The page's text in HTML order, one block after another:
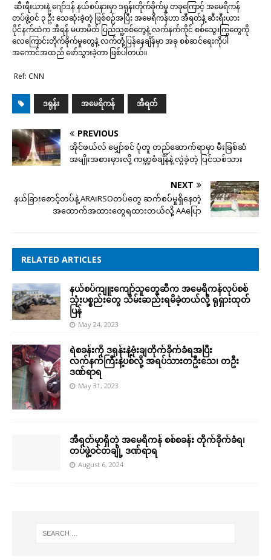
ဆီးရီးယားနဲ့ ဂျော်ဒန် နယ်စပ်နားမှာ ဒရုန်းတိုက်ခိုက်မှု တခုကြောင့် အမေရိကန်
တပ်ဖွဲ့ဝင် ၃ ဦး သေဆုံးခဲ့တဲ့ ဖြစ်စဉ်အပြီး အမေရိကန်ဟာ အီရတ်နဲ့ ဆီးရီးယား
ပိုင်နက်ထဲက အီရန် မဟာမိတ် ပြည်သူ့စစ်တွေနဲ့ လက်နက်ကိုင် စစ်သွေးကြွတွေကို
လေကြောင်းတိုက်ခိုက်မှုတွေနဲ့ လက်တုံ့ပြန်နေချိန်မှာ အခု စစ်ဆင်ရေးကိုပါ
အကောင်အထည် ဖော်သွားခဲ့တာ ဖြစ်ပါတယ်။
Ref: CNN
ဒရုန်း အမေရိကန် အီရတ်
PREVIOUS
အိုင်ဖယ်လ် မျှော်စင် ပုံတူ တည်ဆောက်ရာမှာ မီးခြစ်ဆံ
အမျိုးအစားမှားလို့ ကမ္ဘာ့စံချိန်နဲ့ လွဲခဲ့တဲ့ ပြင်သစ်သား
NEXT
နယ်ခြားစောင့်တပ်နဲ့ ARA၊RSOတပ်တွေ ဆက်စပ်မှုရှိနေတဲ့
အထောက်အထားတွေရထားတယ်လို့ AAပြော
RELATED ARTICLES
နယ်စပ်ကျူးကျော်သူတွေဆီက အမေရိကန်လုပ်စစ်
သုံးပစ္စည်းတွေ သိမ်းဆည်းရမိခဲ့တယ်လို့ ရုရှားထုတ်
ပြန်
May 24, 2023
ရဲစခန်းကို ဒရုန်းနဲ့ဗုံးချတိုက်ခိုက်ခံရအပြီး
လက်နက်ကြီးနဲ့ပစ်လို့ အရပ်သားတဦးသေ၊ တဦး
ဒဏ်ရာရ
May 31, 2023
အီရတ်မှာရှိတဲ့ အမေရိကန် စစ်စခန်း တိုက်ခိုက်ခံရ၊
တပ်ဖွဲ့ဝင်တချို့ ဒဏ်ရာရ
August 6, 2024